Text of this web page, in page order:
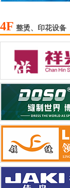
4F 整烫、印花设备